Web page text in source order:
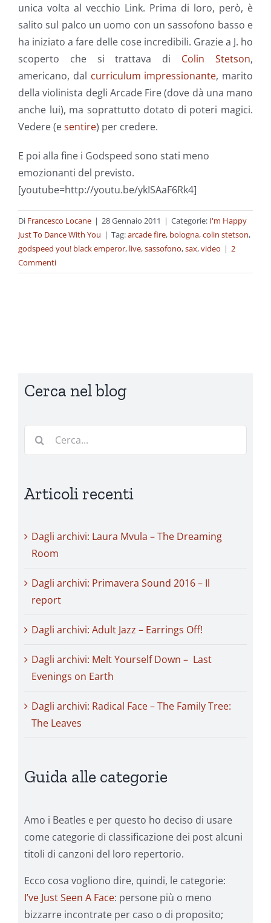
unica volta al vecchio Link. Prima di loro, però, è
salito sul palco un uomo con un sassofono basso e
ha iniziato a fare delle cose incredibili. Grazie a J. ho
scoperto che si trattava di Colin Stetson,
americano, dal curriculum impressionante, marito
della violinista degli Arcade Fire (dove dà una mano
anche lui), ma soprattutto dotato di poteri magici.
Vedere (esentire) per credere.
E poi alla fine i Godspeed sono stati meno
emozionanti del previsto.
[youtube=http://youtu.be/ykISAaF6Rk4]
Di Francesco Locane | 28 Gennaio 2011 | Categorie: I'm Happy
Just To Dance With You | Tag:arcade fire, bologna,colin stetson,
godspeed you! black emperor, live,sassofono,sax,video | 2
Commenti
Cerca nel blog
Cerca
Articoli recenti
Dagli archivi: Laura Mvula – The Dreaming
Room
Dagli archivi: Primavera Sound 2016 – Il
report
Dagli archivi: Adult Jazz – Earrings Off!
Dagli archivi: Melt Yourself Down – Last
Evenings on Earth
Dagli archivi: Radical Face – The Family Tree:
The Leaves
Guida alle categorie
Amo i Beatles e per questo ho deciso di usare
come categorie di classificazione dei post alcuni
titoli di canzoni del loro repertorio.
Ecco cosa vogliono dire, quindi, le categorie:
I’ve Just Seen A Face: persone più o meno
bizzarre incontrate per caso o di proposito;